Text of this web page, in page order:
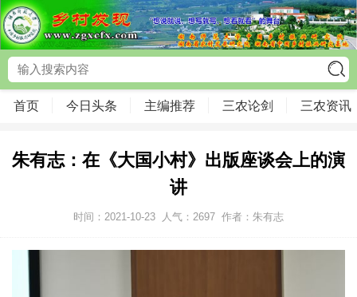
首页 今日头条 主编推荐 三农论剑 三农资讯
朱有志：在《大国小村》出版座谈会上的演
讲
时间：2021-10-23 人气： 2697 作者：朱有志